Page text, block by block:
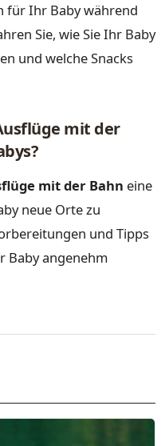
für Ihr Baby während
Sie, wie Sie Ihr Baby
und welche Snacks
mit der
mit der Bahn eine
neue Orte zu
und Tipps
Baby angenehm